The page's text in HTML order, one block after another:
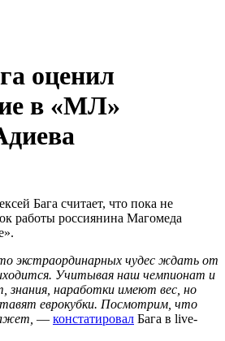
оценил
в «МЛ»
Бага считает, что пока не
работы россиянина Магомеда
экстраординарных чудес ждать от
Учитывая наш чемпионат и
наработки имеют вес, но
еврокубки. Посмотрим, что
— констатировал Бага в live-